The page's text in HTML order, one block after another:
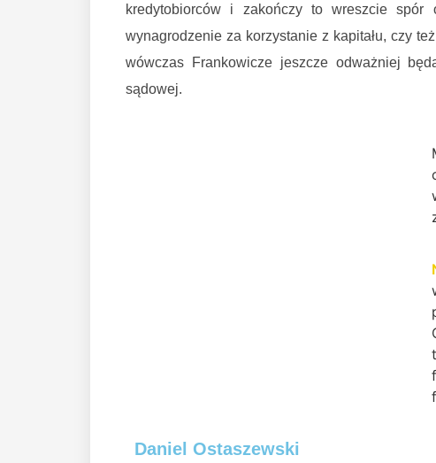
kredytobiorców i zakończy to wreszcie
wynagrodzenie za korzystanie z kapitału, czy
wówczas Frankowicze jeszcze odważniej
sądowej.
Daniel Ostaszewski